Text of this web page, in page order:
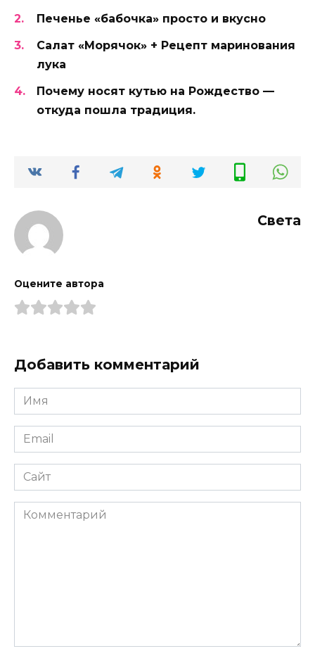
Печенье «бабочка» просто и вкусно
Салат «Морячок» + Рецепт маринования
лука
Почему носят кутью на Рождество —
откуда пошла традиция.
Света
Оцените автора
Добавить комментарий
Имя
*
Email
*
Сайт
Комментарий